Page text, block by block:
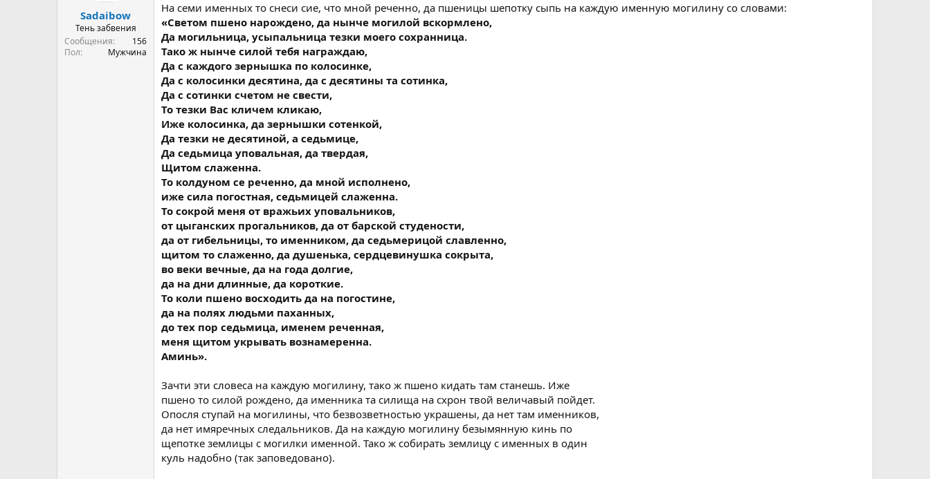
Sadaibow
Тень забвения
Сообщения
156
Пол
Мужчина
На семи именных то снеси сие, что мной реченно, да пшеницы шепотку сыпь на каждую именную могилину со словами:
«Светом пшено нарождено, да нынче могилой вскормлено,
Да могильница, усыпальница тезки моего сохранница.
Тако ж нынче силой тебя награждаю,
Да с каждого зернышка по колосинке,
Да с колосинки десятина, да с десятины та сотинка,
Да с сотинки счетом не свести,
То тезки Вас кличем кликаю,
Иже колосинка, да зернышки сотенкой,
Да тезки не десятиной, а седьмице,
Да седьмица уповальная, да твердая,
Щитом слаженна.
То колдуном се реченно, да мной исполнено,
иже сила погостная, седьмицей слаженна.
То сокрой меня от вражьих уповальников,
от цыганских прогальников, да от барской студености,
да от гибельницы, то именником, да седьмерицой славленно,
щитом то слаженно, да душенька, сердцевинушка сокрыта,
во веки вечные, да на года долгие,
да на дни длинные, да короткие.
То коли пшено восходить да на погостине,
да на полях людьми паханных,
до тех пор седьмица, именем реченная,
меня щитом укрывать вознамеренна.
Аминь».
Зачти эти словеса на каждую могилину, тако ж пшено кидать там станешь. Иже
пшено то силой рождено, да именника та силища на схрон твой величавый пойдет.
Опосля ступай на могилины, что безвозветностью украшены, да нет там именников,
да нет имяречных следальников. Да на каждую могилину безымянную кинь по
щепотке землицы с могилки именной. Тако ж собирать землицу с именных в один
куль надобно (так заповедовано).